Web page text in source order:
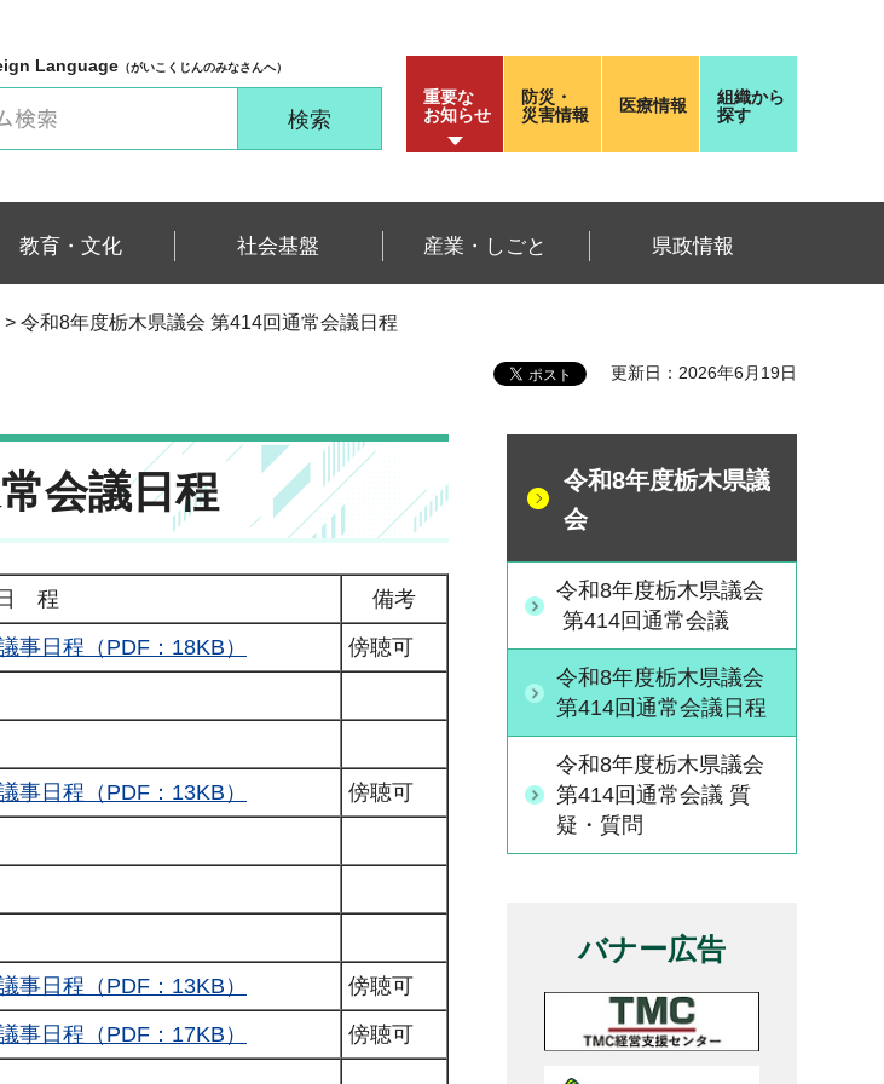
Language （がいこくじんのみなさんへ）
重要な
お知らせ
防災・
災害情報
医療情報
組織から
探す
教育・文化 社会基盤 産業・しごと 県政情報
> 令和8年度栃木県議会 第414回通常会議日程
更新日：2026年6月19日
会議日程
程 備考
事日程（PDF：18KB）
傍聴可
事日程（PDF：13KB）
傍聴可
事日程（PDF：13KB）
傍聴可
事日程（PDF：17KB）
傍聴可
令和8年度栃木県議
会
令和8年度栃木県議会
第414回通常会議
令和8年度栃木県議会
第414回通常会議日程
令和8年度栃木県議会
第414回通常会議 質
疑・質問
バナー広告